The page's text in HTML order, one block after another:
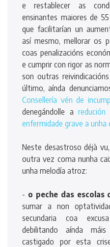
e restablecer as
ensinantes maiores de
que facilitarían un
así mesmo, mellorar os
coas penalizacións
e cumprir con rigor as
son outras
último, aínda
Consellería vén de
denegándolle a
enfermidade grave a unha
Neste desastroso déjà
outra vez coma nunha
unha melodía atroz:
- o peche das escolas
sumar a non
secundaria coa
debilitando aínda
castigado por esta